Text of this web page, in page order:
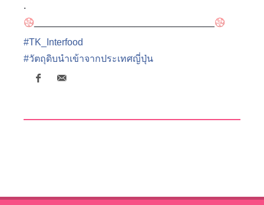
.
????
????
#TK_Interfood
#วัตถุดิบนำเข้าจากประเทศญี่ปุ่น